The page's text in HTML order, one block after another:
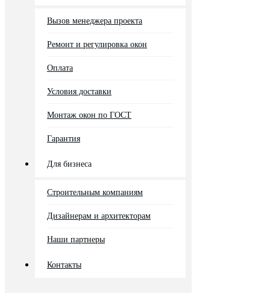
Вызов менеджера проекта
Ремонт и регулировка окон
Оплата
Условия доставки
Монтаж окон по ГОСТ
Гарантия
Для бизнеса
Строительным компаниям
Дизайнерам и архитекторам
Наши партнеры
Контакты